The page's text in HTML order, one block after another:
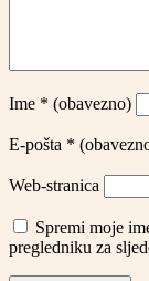
Ime * (obavezno)
E-pošta *
Web-stranica
Spremi moje
pregledniku za